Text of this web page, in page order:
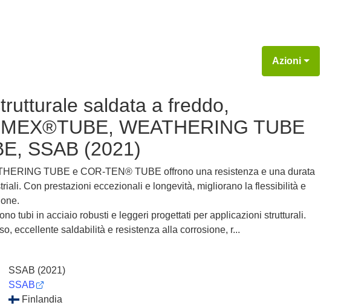
Azioni
saldata a freddo,
WEATHERING TUBE
SSAB (2021)
TUBE e COR-TEN® TUBE offrono una resistenza e una durata
Con prestazioni eccezionali e longevità, migliorano la flessibilità e
tubi in acciaio robusti e leggeri progettati per applicazioni strutturali.
eccellente saldabilità e resistenza alla corrosione, r...
SSAB (2021)
SSAB
Finlandia